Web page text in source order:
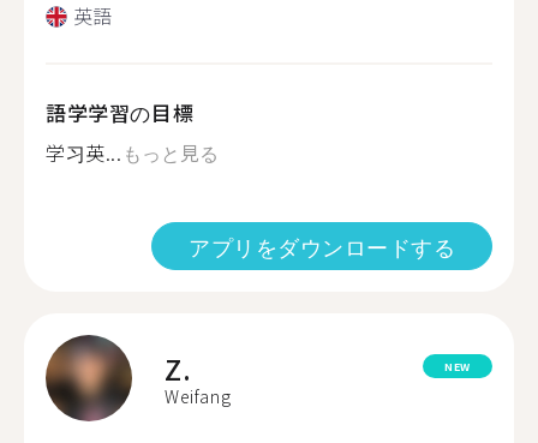
英語
語学学習の目標
学习英... もっと見る
アプリをダウンロードする
Z.
Weifang
NEW